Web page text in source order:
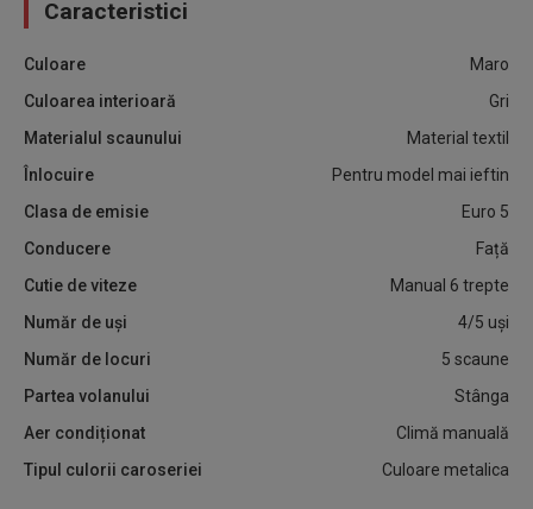
Caracteristici
Culoare
Maro
Culoarea interioară
Gri
Materialul scaunului
Material textil
Înlocuire
Pentru model mai ieftin
Clasa de emisie
Euro 5
Conducere
Față
Cutie de viteze
Manual 6 trepte
Număr de uși
4/5 uși
Număr de locuri
5 scaune
Partea volanului
Stânga
Aer condiționat
Climă manuală
Tipul culorii caroseriei
Culoare metalica